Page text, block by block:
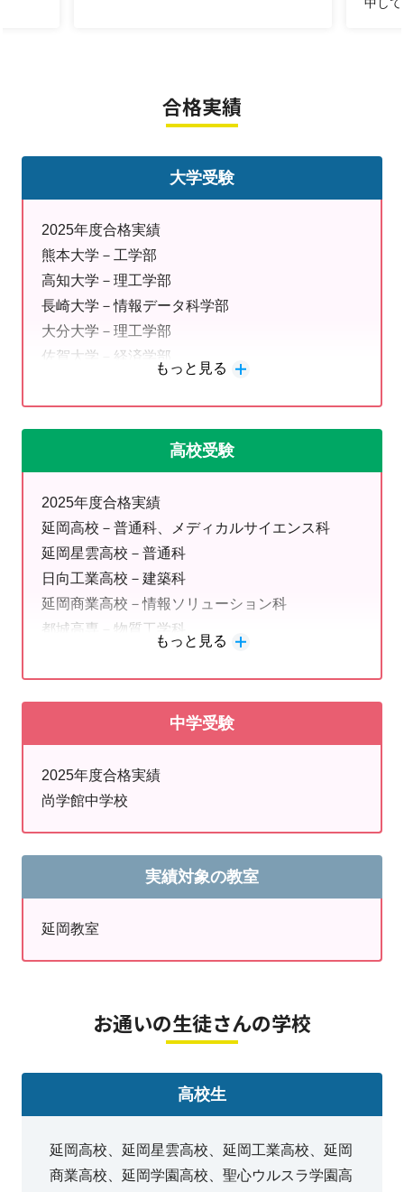
〇一人ひとりの目標や学力に合わせたオーダーメイドカ
〇定期テスト対策から受験対策まで幅広くサポート
〇英検対策・英検受験にも対応
この夏、新しい学習を始めるなら今がチャンスです。
まずはお気軽にお問い合わせください！
無料体験授業受付中！！
明光義塾 延岡教室では、
す！
せた内容で、明光義塾の指導スタイルや教室の雰囲気を
実感していただけます。
コチラ】から!(^^)!
夏期講習受付中！
期間：7/1（水）～8/29（土）
夏期講習の受付を開始しました。 学習習慣づくりから
軽にお問合せ下さい！
明光義塾延岡教室では、2026年度第2回 英検のお申し
込みを受け付けています。
当教室は英検の準会場です。室生以外の方も受験できま
す。
二次試験：2026年11月15日（日）
英検対策も受付中です。
受験をご希望の方は、お気軽に明光義塾延岡教室までお
中し
合格実績
大学受験
2025年度合格実績
熊本大学－工学部
高知大学－理工学部
長崎大学－情報データ科学部
大分大学－理工学部
佐賀大学－経済学部
防衛大学ー理工学部（1次）
近畿大学－国際学部
京都芸術大学－情報デザイン学科
関西外国語大学－英語国際学部
横浜商科大学－商学部
崇城大学－薬学部
崇城大学－生物生命学部
久留米大学ー文学部
久留米大学ー医学部（医療検査学科）
長崎総科大学ー総合情報学部
もっと見る
高校受験
2025年度合格実績
延岡高校－普通科、メディカルサイエンス科
延岡星雲高校－普通科
日向工業高校－建築科
延岡商業高校－情報ソリューション科
都城高専－物質工学科
科総合コース
延岡学園高校ー普通科アドバンスコース、普通科
キャリアプランニングコース
日章学園高校－特別進学科特別進学コース
もっと見る
中学受験
2025年度合格実績
尚学館中学校
実績対象の教室
延岡教室
お通いの生徒さんの学校
高校生
延岡高校、延岡星雲高校、延岡工業高校、延岡
商業高校、延岡学園高校、聖心ウルスラ学園高